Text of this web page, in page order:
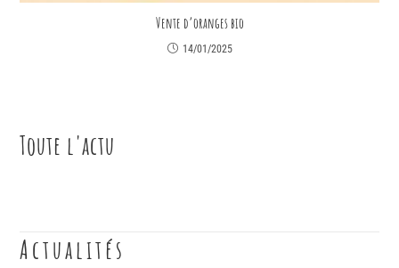
Vente d’oranges bio
14/01/2025
Toute l'actu
Actualités